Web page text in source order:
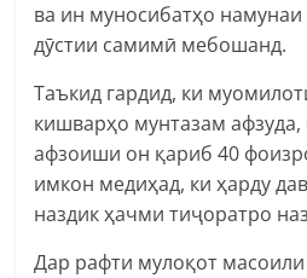
ва ин муносибатҳо намунаи
дӯстии самимӣ мебошанд.
Таъкид гардид, ки
кишварҳо мунтазам афзуда,
афзоиши он қариб 40
имкон медиҳад, ки ҳарду
наздик ҳачми тиҷоратро
Дар рафти мулоқот